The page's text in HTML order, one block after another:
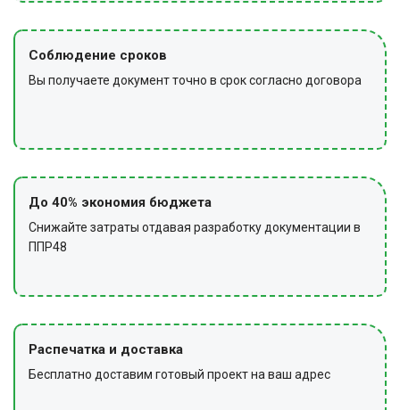
Соблюдение сроков
Вы получаете документ точно в срок согласно договора
До 40% экономия бюджета
Снижайте затраты отдавая разработку документации в
ППР48
Распечатка и доставка
Бесплатно доставим готовый проект на ваш адрес